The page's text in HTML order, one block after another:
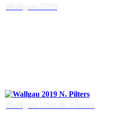
Wallgau 2019
Wallgau 2019 N. Pilters